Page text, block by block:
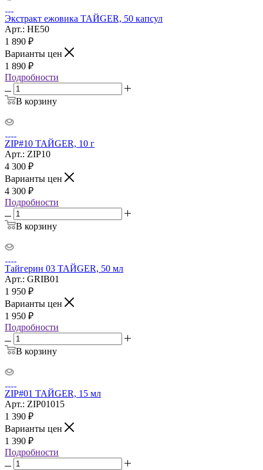
Экстракт ежовика ТАЙGER, 50 капсул
Арт.: HE50
1 890 ₽
Варианты цен
1 890 ₽
Подробности
В корзину
ZIP#10 ТАЙGER, 10 г
Арт.: ZIP10
4 300 ₽
Варианты цен
4 300 ₽
Подробности
В корзину
Тайгерин 03 ТАЙGER, 50 мл
Арт.: GRIB01
1 950 ₽
Варианты цен
1 950 ₽
Подробности
В корзину
ZIP#01 ТАЙGER, 15 мл
Арт.: ZIP01015
1 390 ₽
Варианты цен
1 390 ₽
Подробности